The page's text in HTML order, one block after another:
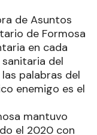
de Asuntos
de Formosa
en cada
del
palabras del
enemigo es el
mantuvo
el 2020 con